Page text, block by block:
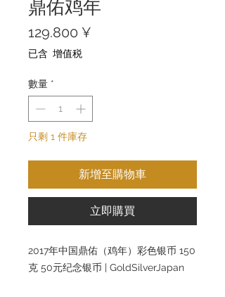
鼎佑鸡年
129.800 ¥
已含 增值税
數量 *
只剩 1 件庫存
新增至購物車
立即購買
2017年中国鼎佑（鸡年）彩色银币 150
克 50元纪念银币 | GoldSilverJapan